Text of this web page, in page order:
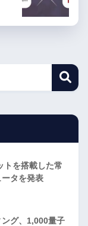
トを搭載した常
タを発表
グ、1,000量子